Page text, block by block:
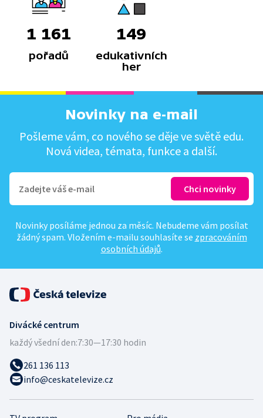
1 161
pořadů
149
edukativních
her
Novinky na e-mail
Pošleme vám, co nového se děje ve světě edu.
Nová videa, témata, funkce a další.
Novinky posíláme jednou za měsíc. Nebudeme vám posílat
žádný spam. Vložením e-mailu souhlasíte se zpracováním
osobních údajů.